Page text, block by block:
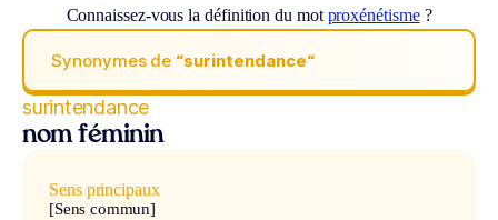
Connaissez-vous la définition du mot proxénétisme?
Synonymes de “surintendance“
surintendance
nom féminin
Sens principaux
[Sens commun]